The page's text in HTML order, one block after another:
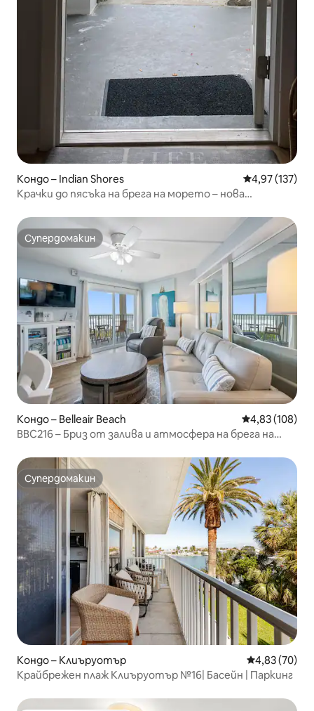
Кондо – Indian Shores Средна
4,97 (137)
Крачки до пясъка на брега на морето – нова
Супердомакин
Супердомакин
Кондо – Belleair Beach Средна
4,83 (108)
BBC216 – Бриз от залива и атмосфера на брега на
Супердомакин
Супердомакин
Кондо – Клиъруотър Средна
4,83 (70)
Крайбрежен плаж Клиъруотър №16| Басейн | Паркинг